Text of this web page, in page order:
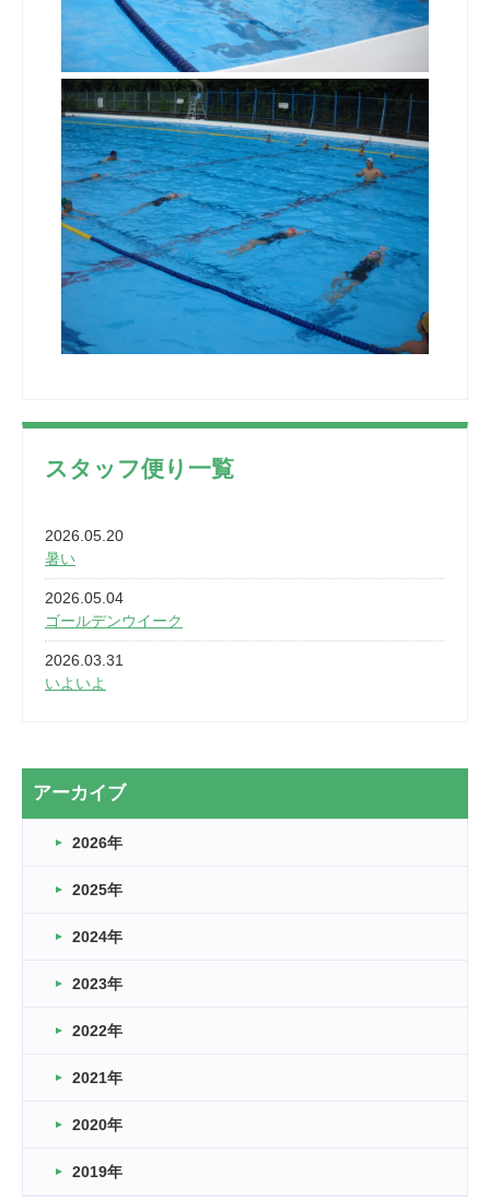
スタッフ便り一覧
2026.05.20
暑い
2026.05.04
ゴールデンウイーク
2026.03.31
いよいよ
2026.03.20
なぎなた
2026.03.16
車いすバスケとRくんのお話
卒業・卒園の季節★
2026.03.11
緑ケ丘体育館
2022.11.03
緑ケ丘体育館
アーカイブ
2026年
2025年
2024年
2023年
2022年
2021年
2020年
2019年